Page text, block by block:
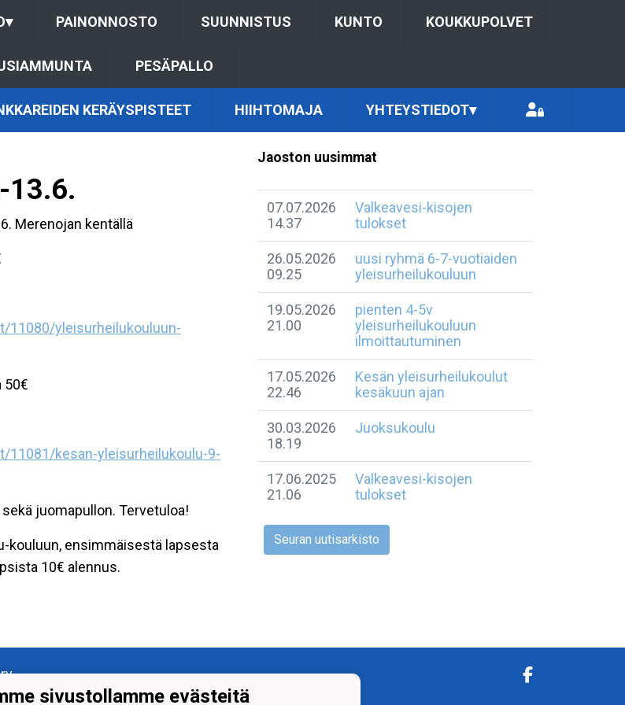
▾ PAINONNOSTO SUUNNISTUS KUNTO KOUKKUPOLVET
PESÄPALLO
KERÄYSPISTEET HIIHTOMAJA YHTEYSTIEDOT▾
13.6.
Merenojan kentällä
11080/yleisurheilukouluun-
50€
11081/kesan-yleisurheilukoulu-9-
juomapullon. Tervetuloa!
kouluun, ensimmäisestä lapsesta
10€ alennus.
Jaoston uusimmat
07.07.2026
14.37
Valkeavesi-kisojen
tulokset
26.05.2026
09.25
uusi ryhmä 6-7-vuotiaiden
yleisurheilukouluun
19.05.2026
21.00
pienten 4-5v
yleisurheilukouluun
ilmoittautuminen
17.05.2026
22.46
Kesän yleisurheilukoulut
kesäkuun ajan
30.03.2026
18.19
Juoksukoulu
17.06.2025
21.06
Valkeavesi-kisojen
tulokset
Seuran uutisarkisto
sivustollamme evästeitä